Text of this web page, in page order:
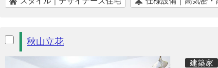
秋山立花
建築家